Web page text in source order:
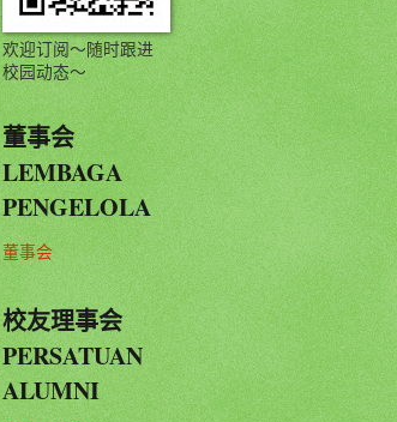
欢迎订阅～随时跟进
校园动态～
董事会
LEMBAGA
PENGELOLA
董事会
校友理事会
PERSATUAN
ALUMNI